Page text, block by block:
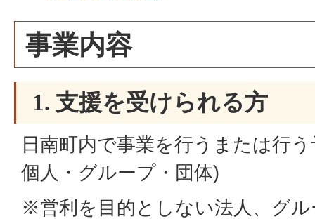
事業内容
1. 支援を受けられる方
日南町内で事業を行うまたは行
個人・グループ・団体)
※営利を目的としない法人、グ